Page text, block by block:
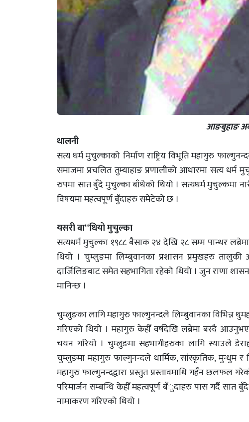
आङबुहाङ अबोध
थालनी
सत्य धर्म मुचुल्काको निर्माण राष्ट्रिय विभूति महागुरु
समाजमा प्रचलित तुम्याहाङ प्रणालीको आधारमा सत्य
रुपमा सात बुँदे मुचुल्का बाँधेको थियो । सत्यधर्म मुचुल्कमा
विषयमा महत्वपूर्ण बुँदाहरु समेटेको छ ।
यसरी बा“धियो मुचुल्का
सत्यधर्म मुचुल्का १९८८ बैसाक २४ देखि २८ सम्म पान्थर
थियो । चुम्लुङमा लिम्बुवानका प्रशासन प्रमुखहरु
दार्जिलिङबाट समेत सहभागिता रहेको थियो । जुन राणा
मानिन्छ ।
चुम्लुङका लागि महागुरु फाल्गुनन्दले लिम्बुवानका विभिन्न
गरिएको थियो । महागुरु केहीँ वर्षदेखि लब्रेमा बस्दै
चयन गरियो । चुम्लुङमा सहभागीहरुका लागि स्याउले
चुम्लुङमा महागुरु फाल्गुनन्दले धार्मिक, सांस्कृतिक, मुन्धुम
महागुरु फाल्गुनन्दद्वारा प्रस्तुत प्रस्तावमाथि गहँन छलफल
परिमार्जन सम्बन्धि केहीँ महत्वपूर्ण बँुदाहरु पास गर्दै सात
नामाकरण गरिएको थियो ।